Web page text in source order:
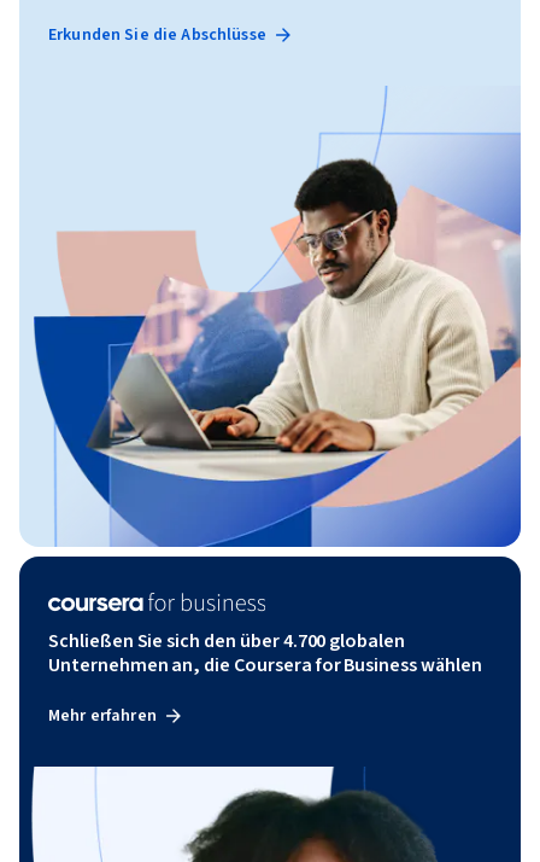
Erkunden Sie die Abschlüsse
Schließen Sie sich den über 4.700 globalen
Unternehmen an, die Coursera for Business wählen
Mehr erfahren